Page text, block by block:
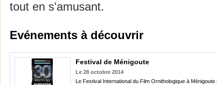
tout en s'amusant.
Evénements à découvrir
Festival de Ménigoute
Le 28 octobre 2014
Le Festival International du Film Ornithologique à Ménigoute